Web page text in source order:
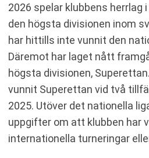
2026 spelar klubbens herrlag
den högsta divisionen inom
har hittills inte vunnit den
Däremot har laget nått
högsta divisionen,
vunnit Superettan vid två
2025. Utöver det nationella
uppgifter om att klubben har
internationella turneringar